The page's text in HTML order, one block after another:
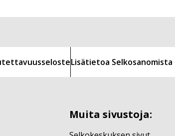
Lisätietoa Selkosanomista
Muita sivustoja: